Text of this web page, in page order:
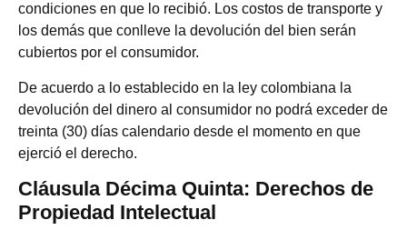
condiciones en que lo recibió. Los costos de transporte y
los demás que conlleve la devolución del bien serán
cubiertos por el consumidor.
De acuerdo a lo establecido en la ley colombiana la
devolución del dinero al consumidor no podrá exceder de
treinta (30) días calendario desde el momento en que
ejerció el derecho.
Cláusula Décima Quinta: Derechos de
Propiedad Intelectual